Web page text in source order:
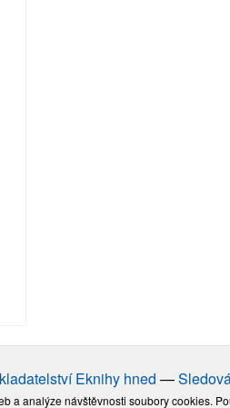
Eknihy hned —
a analýze návštěvnosti soubory cookies.